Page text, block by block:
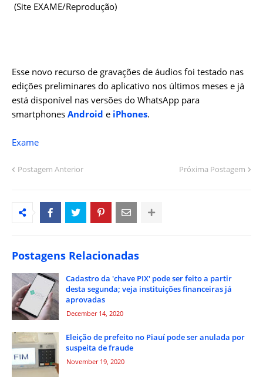
(Site EXAME/Reprodução)
Esse novo recurso de gravações de áudios foi testado nas
edições preliminares do aplicativo nos últimos meses e já
está disponível nas versões do WhatsApp para
smartphones Android e iPhones.
Exame
Postagem Anterior Próxima Postagem
Postagens Relacionadas
Cadastro da 'chave PIX' pode ser feito a partir
desta segunda; veja instituições financeiras já
aprovadas
December 14, 2020
Eleição de prefeito no Piauí pode ser anulada por
suspeita de fraude
November 19, 2020